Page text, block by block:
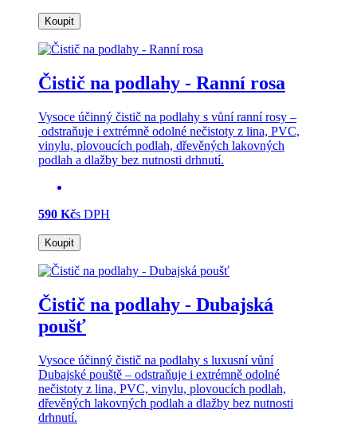
Koupit
Čistič na podlahy - Ranní rosa
Vysoce účinný čistič na podlahy s vůní ranní rosy –
odstraňuje i extrémně odolné nečistoty z lina, PVC,
vinylu, plovoucích podlah, dřevěných lakovných
podlah a dlažby bez nutnosti drhnutí.
590 Kčs DPH
Koupit
Čistič na podlahy - Dubajská
poušť
Vysoce účinný čistič na podlahy s luxusní vůní
Dubajské pouště – odstraňuje i extrémně odolné
nečistoty z lina, PVC, vinylu, plovoucích podlah,
dřevěných lakovných podlah a dlažby bez nutnosti
drhnutí.